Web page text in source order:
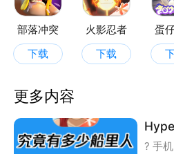
部落冲突
下载
火影忍者
下载
蛋
更多内容
? ​手